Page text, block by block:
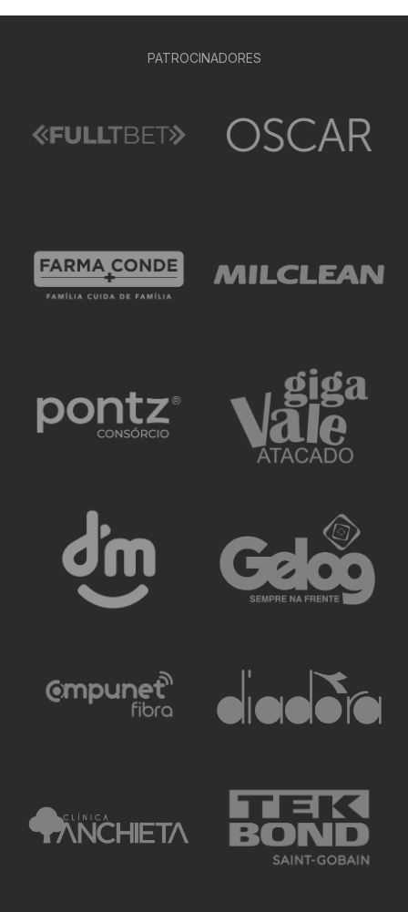
PATROCINADORES